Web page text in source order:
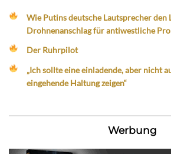
Wie Putins deutsche Lautsprecher den
Drohnenanschlag für antiwestliche
Der Ruhrpilot
„Ich sollte eine einladende, aber nicht
eingehende Haltung zeigen“
Werbung